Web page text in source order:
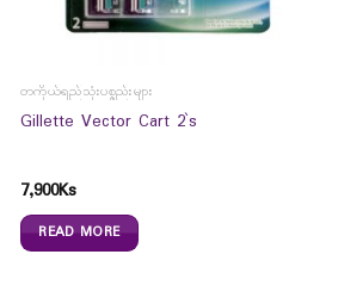
တကိုယ်ရည်သုံးပစ္စည်းများ
Gillette Vector Cart 2`s
7,900Ks
READ MORE